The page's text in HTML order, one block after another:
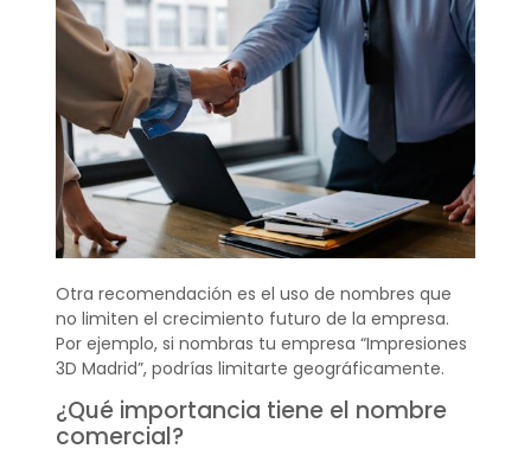
Otra recomendación es el uso de nombres que
no limiten el crecimiento futuro de la empresa.
Por ejemplo, si nombras tu empresa “Impresiones
3D Madrid”, podrías limitarte geográficamente.
¿Qué importancia tiene el nombre
comercial?